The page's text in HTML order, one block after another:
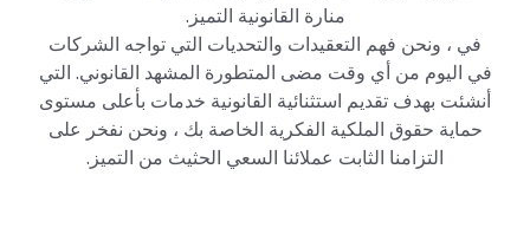
منارة القانونية التميز.
في ، ونحن فهم التعقيدات والتحديات التي تواجه الشركات
في اليوم من أي وقت مضى المتطورة المشهد القانوني. التي
أنشئت بهدف تقديم استثنائية القانونية خدمات بأعلى مستوى
حماية حقوق الملكية الفكرية الخاصة بك ، ونحن نفخر على
التزامنا الثابت عملائنا السعي الحثيث من التميز.